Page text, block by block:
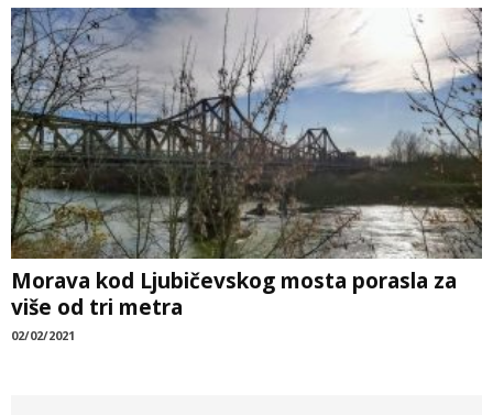
Morava kod Ljubičevskog mosta porasla za
više od tri metra
02/02/2021